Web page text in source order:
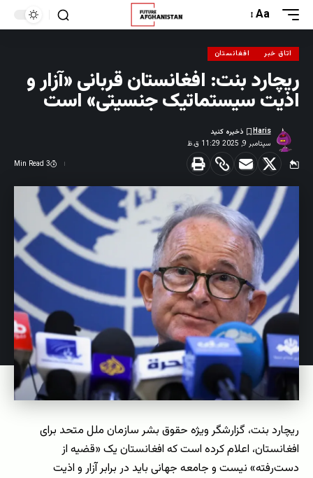
Aa
اتاق خبر افغانستان
ریچارد بنت: افغانستان قربانی «آزار و
اذیت سیستماتیک جنسیتی» است
سپتامبر 9, 2025 11:29 ق.ظ
Haris
3 Min Read
ریچارد بنت، گزارشگر ویژه حقوق بشر سازمان ملل متحد برای
افغانستان، اعلام کرده است که افغانستان یک «قضیه از
دست‌رفته» نیست و جامعه جهانی باید در برابر آزار و اذیت